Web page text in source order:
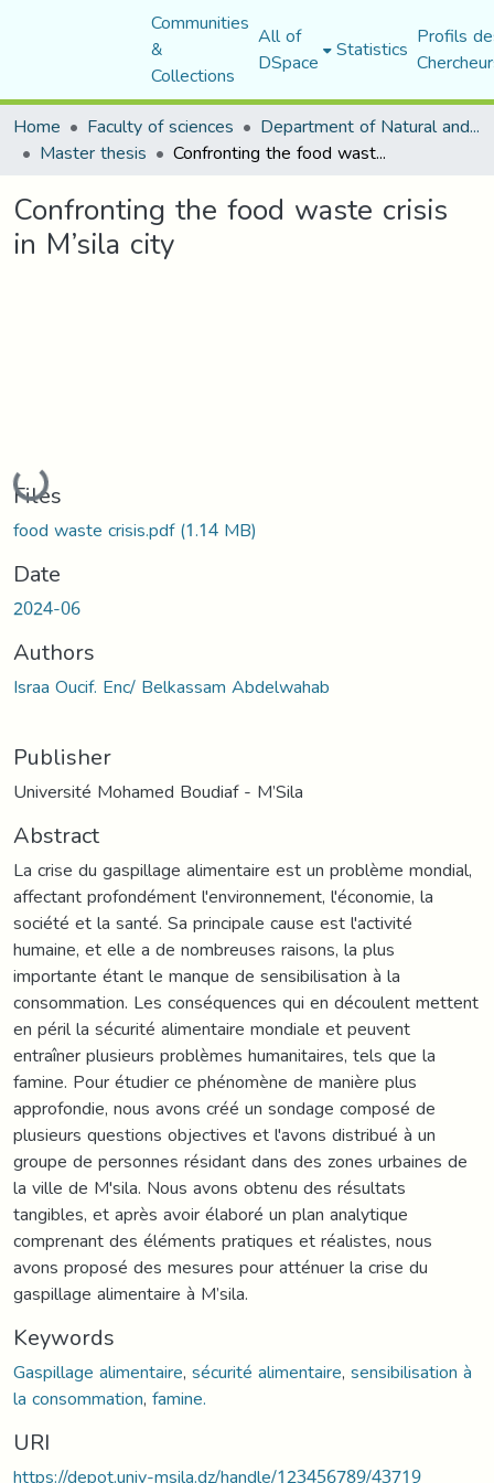
Communities
&
Collections
All of
DSpace Statistics Profils
Home
Faculty of sciences Department of Natural and Life Sciences
Master thesis Confronting the food waste crisis in M’sila city
Confronting the food waste crisis
in M’sila city
Loading...
Files
food waste crisis.pdf(1.14 MB)
Date
2024-06
Authors
Israa Oucif. Enc/ Belkassam Abdelwahab
Publisher
Université Mohamed Boudiaf - M’Sila
Abstract
La crise du gaspillage alimentaire est un problème mondial,
affectant profondément l'environnement, l'économie, la
société et la santé. Sa principale cause est l'activité
humaine, et elle a de nombreuses raisons, la plus
importante étant le manque de sensibilisation à la
consommation. Les conséquences qui en découlent mettent
en péril la sécurité alimentaire mondiale et peuvent
entraîner plusieurs problèmes humanitaires, tels que la
famine. Pour étudier ce phénomène de manière plus
approfondie, nous avons créé un sondage composé de
plusieurs questions objectives et l'avons distribué à un
groupe de personnes résidant dans des zones urbaines de
la ville de M'sila. Nous avons obtenu des résultats
tangibles, et après avoir élaboré un plan analytique
comprenant des éléments pratiques et réalistes, nous
avons proposé des mesures pour atténuer la crise du
gaspillage alimentaire à M’sila.
Keywords
Gaspillage alimentaire,sécurité alimentaire,sensibilisation à
la consommation,famine.
URI